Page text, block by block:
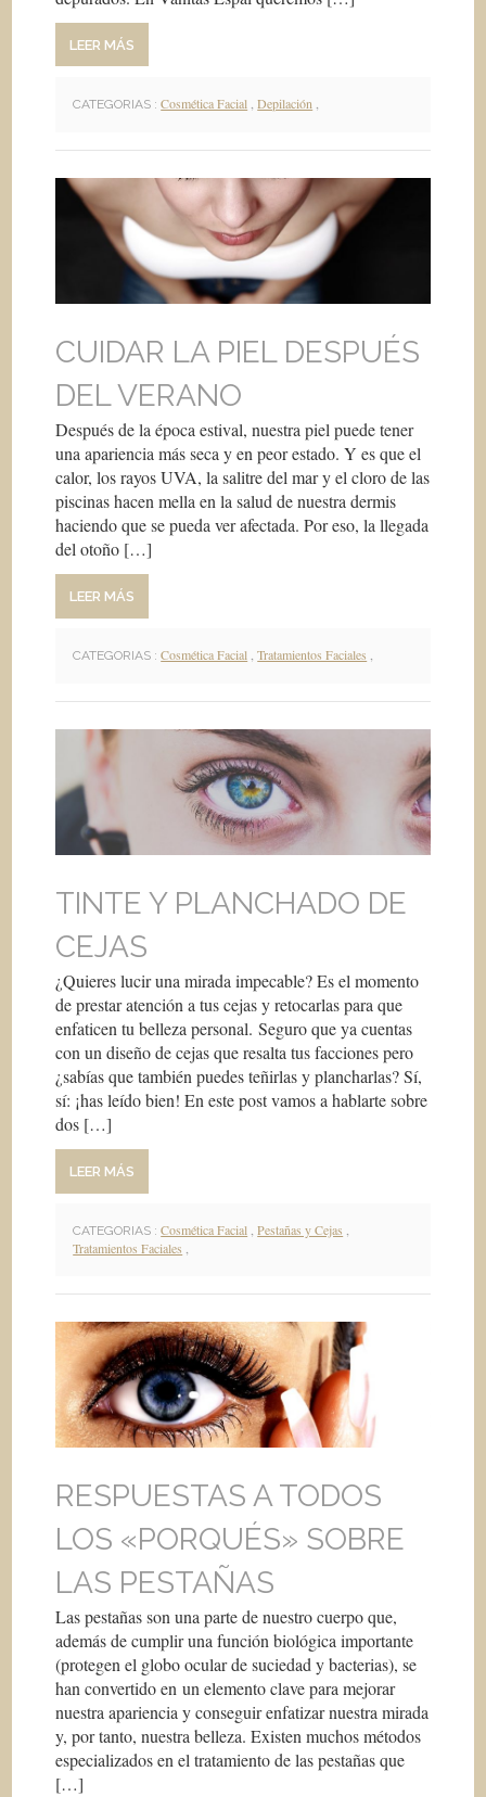
LEER MÁS
CATEGORIAS : Cosmética Facial ,Depilación
CUIDAR LA PIEL DESPUÉS
DEL VERANO
Después de la época estival, nuestra piel puede tener
una apariencia más seca y en peor estado. Y es que el
calor, los rayos UVA, la salitre del mar y el cloro de las
piscinas hacen mella en la salud de nuestra dermis
haciendo que se pueda ver afectada. Por eso, la llegada
del otoño […]
LEER MÁS
CATEGORIAS : Cosmética Facial ,Tratamientos Faciales
TINTE Y PLANCHADO DE
CEJAS
¿Quieres lucir una mirada impecable? Es el momento
de prestar atención a tus cejas y retocarlas para que
enfaticen tu belleza personal. Seguro que ya cuentas
con un diseño de cejas que resalta tus facciones pero
¿sabías que también puedes teñirlas y plancharlas? Sí,
sí: ¡has leído bien! En este post vamos a hablarte sobre
dos […]
LEER MÁS
CATEGORIAS : Cosmética Facial ,Pestañas y Cejas
Tratamientos Faciales
RESPUESTAS A TODOS
LOS «PORQUÉS» SOBRE
LAS PESTAÑAS
Las pestañas son una parte de nuestro cuerpo que,
además de cumplir una función biológica importante
(protegen el globo ocular de suciedad y bacterias), se
han convertido en un elemento clave para mejorar
nuestra apariencia y conseguir enfatizar nuestra mirada
y, por tanto, nuestra belleza. Existen muchos métodos
especializados en el tratamiento de las pestañas que
[…]